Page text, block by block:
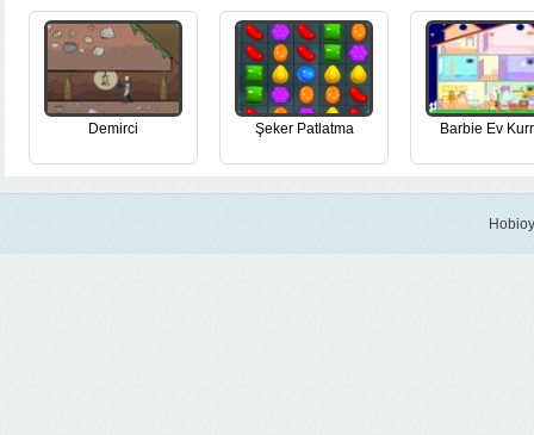
Demirci Şeker Patlatma Barbie Ev